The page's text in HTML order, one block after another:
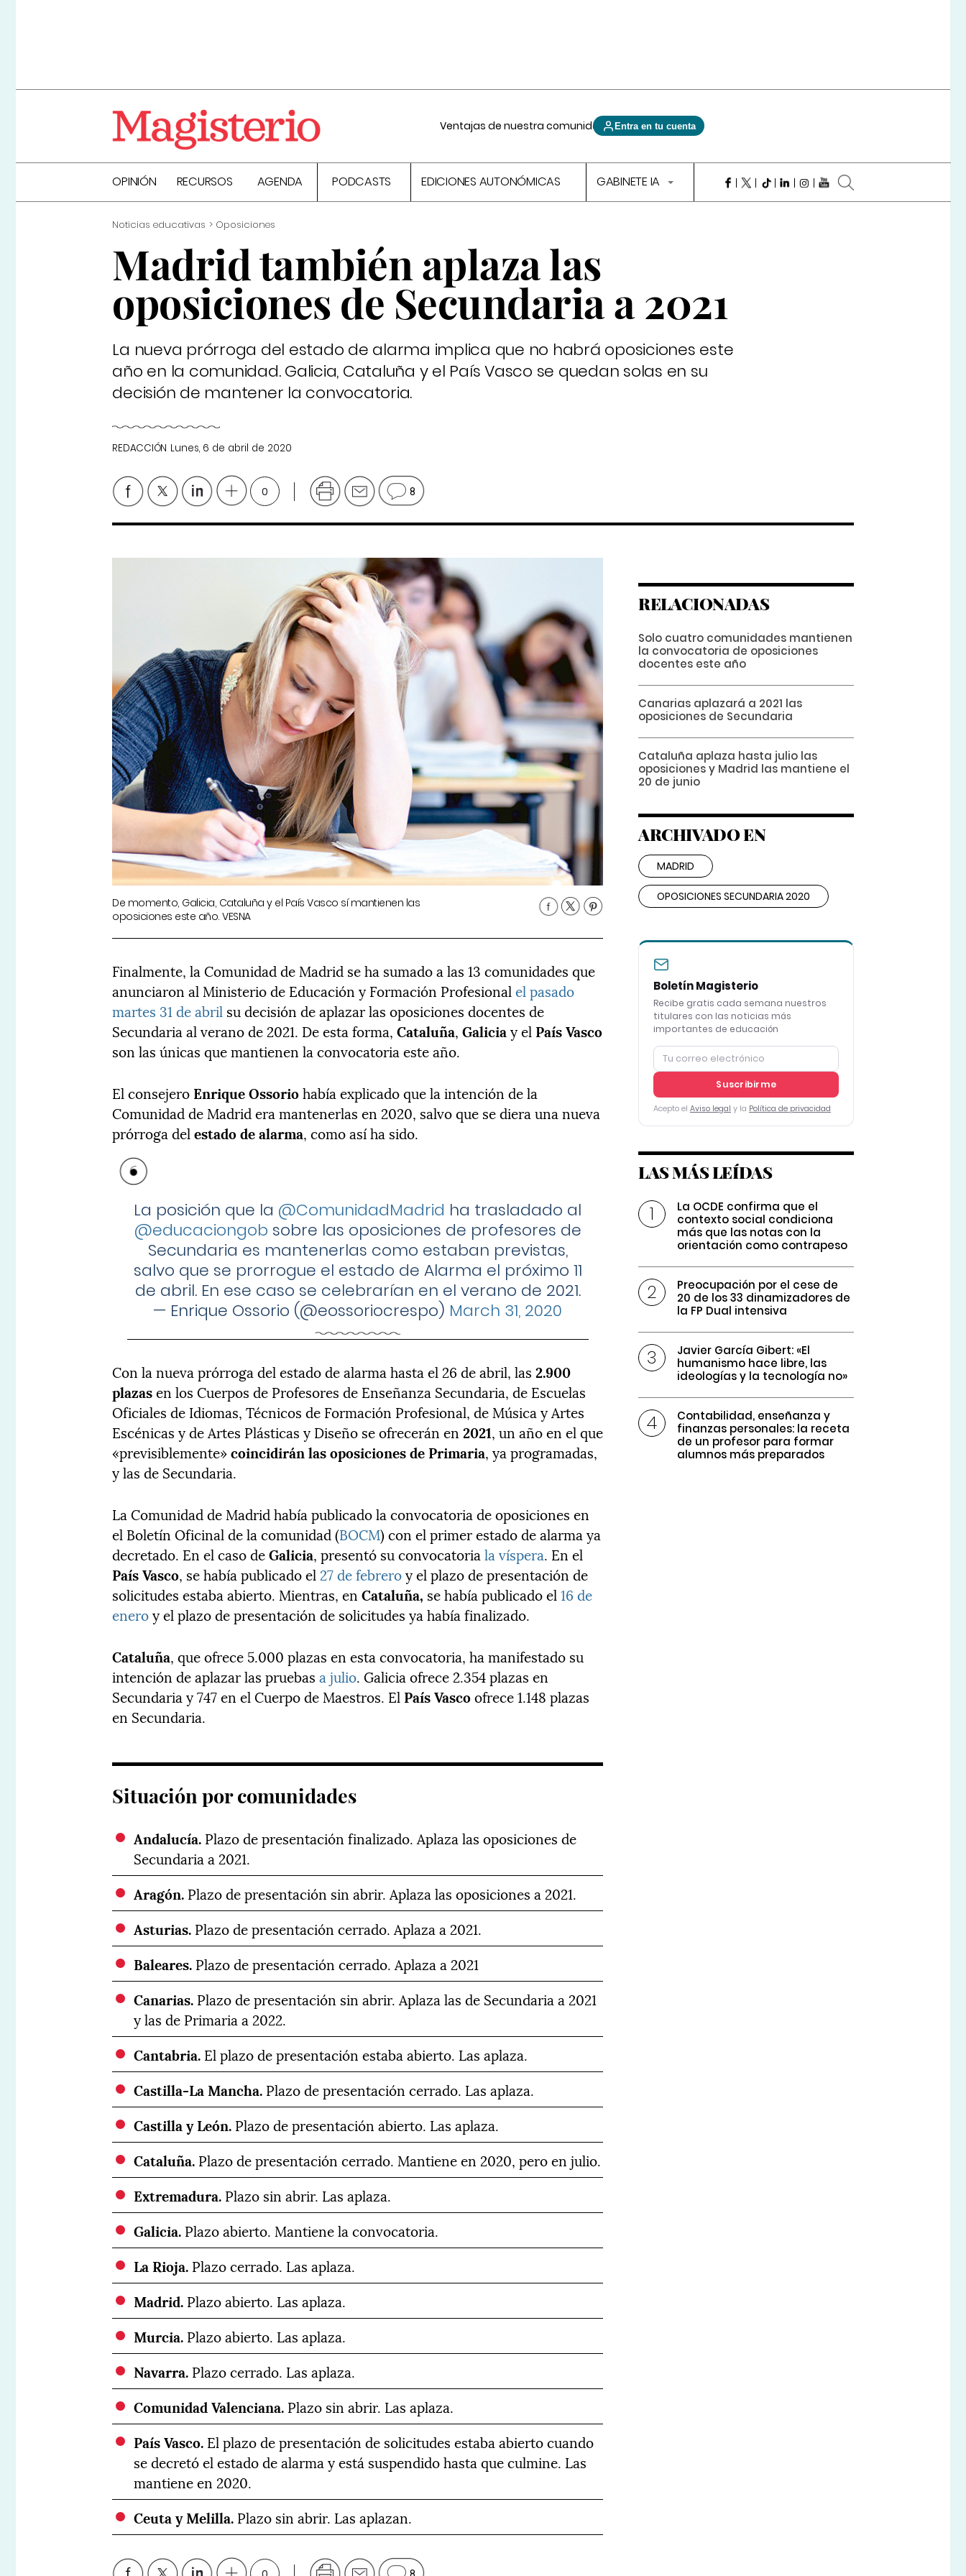
Ventajas de nuestra comunidad Entra en tu cuenta
OPINIÓN RECURSOS AGENDA PODCASTS EDICIONES AUTONÓMICAS GABINETE IA
Noticias educativas Oposiciones
Madrid también aplaza las
oposiciones de Secundaria a 2021
La nueva prórroga del estado de alarma implica que no habrá oposiciones este
año en la comunidad. Galicia, Cataluña y el País Vasco se quedan solas en su
decisión de mantener la convocatoria.
REDACCIÓN Lunes, 6 de abril de 2020
0 8
De momento, Galicia, Cataluña y el País Vasco sí mantienen las
oposiciones este año. VESNA
Finalmente, la Comunidad de Madrid se ha sumado a las 13 comunidades que
anunciaron al Ministerio de Educación y Formación Profesionalel pasado
martes 31 de abril su decisión de aplazar las oposiciones docentes de
Secundaria al verano de 2021. De esta forma,Cataluña,Galiciay el País Vasco
son las únicas que mantienen la convocatoria este año.
El consejero Enrique Ossoriohabía explicado que la intención de la
Comunidad de Madrid era mantenerlas en 2020, salvo que se diera una nueva
prórroga delestado de alarma, como así ha sido.
La posición que la @ComunidadMadrid ha trasladado al
@educaciongob sobre las oposiciones de profesores de
Secundaria es mantenerlas como estaban previstas,
salvo que se prorrogue el estado de Alarma el próximo 11
de abril. En ese caso se celebrarían en el verano de 2021.
— Enrique Ossorio (@eossoriocrespo) March 31, 2020
Con la nueva prórroga del estado de alarma hasta el 26 de abril, las 2.900
plazasen los Cuerpos de Profesores de Enseñanza Secundaria, de Escuelas
Oficiales de Idiomas, Técnicos de Formación Profesional, de Música y Artes
Escénicas y de Artes Plásticas y Diseño se ofrecerán en2021, un año en el que
«previsiblemente»coincidirán las oposiciones de Primaria, ya programadas,
y las de Secundaria.
La Comunidad de Madrid había publicado la convocatoria de oposiciones en
el Boletín Oficinal de la comunidad (BOCM) con el primer estado de alarma ya
decretado. En el caso deGalicia, presentó su convocatoriala víspera. En el
País Vasco, se había publicado el 27 de febreroy el plazo de presentación de
solicitudes estaba abierto. Mientras, enCataluña, se había publicado el16 de
eneroy el plazo de presentación de solicitudes ya había finalizado.
Cataluña, que ofrece 5.000 plazas en esta convocatoria, ha manifestado su
intención de aplazar las pruebasa julio. Galicia ofrece 2.354 plazas en
Secundaria y 747 en el Cuerpo de Maestros. El País Vascoofrece 1.148 plazas
en Secundaria.
Situación por comunidades
Andalucía. Plazo de presentación finalizado. Aplaza las oposiciones de
Secundaria a 2021.
Aragón. Plazo de presentación sin abrir. Aplaza las oposiciones a 2021.
Asturias. Plazo de presentación cerrado. Aplaza a 2021.
Baleares. Plazo de presentación cerrado. Aplaza a 2021
Canarias. Plazo de presentación sin abrir. Aplaza las de Secundaria a 2021
y las de Primaria a 2022.
Cantabria. El plazo de presentación estaba abierto. Las aplaza.
Castilla-La Mancha. Plazo de presentación cerrado. Las aplaza.
Castilla y León. Plazo de presentación abierto. Las aplaza.
Cataluña. Plazo de presentación cerrado. Mantiene en 2020, pero en julio.
Extremadura. Plazo sin abrir. Las aplaza.
Galicia. Plazo abierto. Mantiene la convocatoria.
La Rioja. Plazo cerrado. Las aplaza.
Madrid. Plazo abierto. Las aplaza.
Murcia. Plazo abierto. Las aplaza.
Navarra. Plazo cerrado. Las aplaza.
Comunidad Valenciana. Plazo sin abrir. Las aplaza.
País Vasco. El plazo de presentación de solicitudes estaba abierto cuando
se decretó el estado de alarma y está suspendido hasta que culmine. Las
mantiene en 2020.
Ceuta y Melilla. Plazo sin abrir. Las aplazan.
8
RELACIONADAS
Solo cuatro comunidades mantienen
la convocatoria de oposiciones
docentes este año
Canarias aplazará a 2021 las
oposiciones de Secundaria
Cataluña aplaza hasta julio las
oposiciones y Madrid las mantiene el
20 de junio
ARCHIVADO EN
MADRID
OPOSICIONES SECUNDARIA 2020
Boletín Magisterio
Recibe gratis cada semana nuestros
titulares con las noticias más
importantes de educación
Suscribirme
Acepto el Aviso legal y la Política de privacidad
LAS MÁS LEÍDAS
La OCDE confirma que el
contexto social condiciona
más que las notas con la
orientación como contrapeso
Preocupación por el cese de
20 de los 33 dinamizadores de
la FP Dual intensiva
Javier García Gibert: «El
humanismo hace libre, las
ideologías y la tecnología no»
Contabilidad, enseñanza y
finanzas personales: la receta
de un profesor para formar
alumnos más preparados